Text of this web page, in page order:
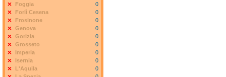
Foggia
0
Forlì Cesena
0
Frosinone
0
Genova
0
Gorizia
0
Grosseto
0
Imperia
0
Isernia
0
L'Aquila
0